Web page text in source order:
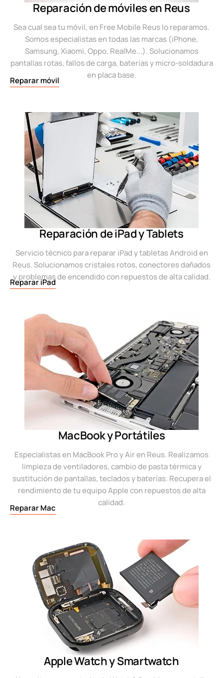
Reparación de móviles en Reus
Sea cual sea tu móvil, en Free Mobile Reus lo reparamos.
Somos especialistas en todas las marcas (iPhone,
Samsung, Xiaomi, Oppo, RealMe...). Solucionamos
pantallas rotas, fallos de carga, baterías y micro-soldadura
en placa base.
Reparar móvil
Reparación de iPad y Tablets
Servicio técnico para reparar iPad y tabletas Android en
Reus. Solucionamos cristales rotos, conectores dañados
y problemas de encendido con repuestos de alta calidad.
Reparar iPad
MacBook y Portátiles
Especialistas en MacBook Pro y Air en Reus. Realizamos
limpieza de ventiladores, cambio de pasta térmica y
sustitución de pantallas, teclados y baterías. Recupera el
rendimiento de tu equipo Apple con repuestos de alta
calidad.
Reparar Mac
Apple Watch y Smartwatch